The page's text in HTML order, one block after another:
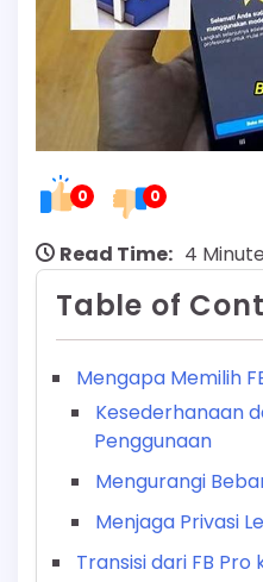
0 0
Read Time: 4
Table of
Mengapa Memilih
Kesederhanaan
Penggunaan
Mengurangi
Menjaga Privasi
Transisi dari FB Pro